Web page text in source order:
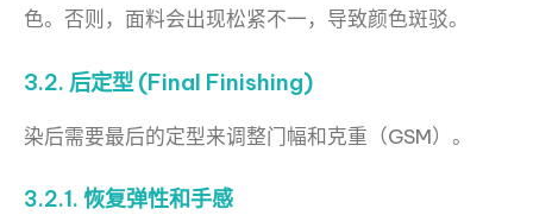
色。否则，面料会出现松紧不一，导致颜色斑驳。
3.2. 后定型 (Final Finishing)
染后需要最后的定型来调整门幅和克重（GSM）。
3.2.1. 恢复弹性和手感